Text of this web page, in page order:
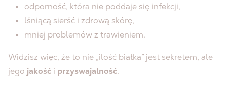
odporność, która nie poddaje się infekcji,
lśniącą sierść i zdrową skórę,
mniej problemów z trawieniem.
Widzisz więc, że to nie „ilość białka” jest sekretem, ale
jego jakość i przyswajalność.